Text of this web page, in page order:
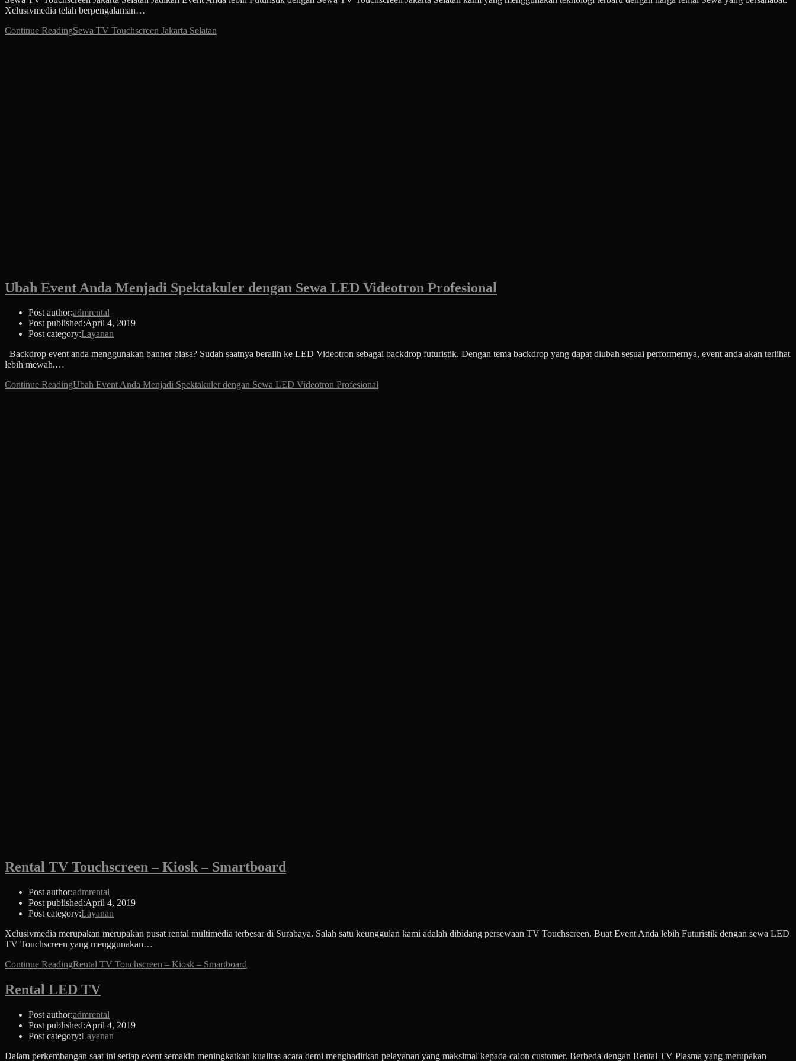
Xclusivmedia telah berpengalaman…
Continue ReadingSewa TV Touchscreen Jakarta Selatan
Ubah Event Anda Menjadi Spektakuler dengan Sewa LED Videotron Profesional
Post author:admrental
Post published:April 4, 2019
Post category:Layanan
Backdrop event anda menggunakan banner biasa? Sudah saatnya beralih ke LED Videotron sebagai backdrop futuristik. Dengan tema backdrop yang dapat diubah sesuai performernya, event anda akan terlihat
lebih mewah.…
Continue ReadingUbah Event Anda Menjadi Spektakuler dengan Sewa LED Videotron Profesional
Rental TV Touchscreen – Kiosk – Smartboard
Post author:admrental
Post published:April 4, 2019
Post category:Layanan
Xclusivmedia merupakan merupakan pusat rental multimedia terbesar di Surabaya. Salah satu keunggulan kami adalah dibidang persewaan TV Touchscreen. Buat Event Anda lebih Futuristik dengan sewa LED
TV Touchscreen yang menggunakan…
Continue ReadingRental TV Touchscreen – Kiosk – Smartboard
Rental LED TV
Post author:admrental
Post published:April 4, 2019
Post category:Layanan
Dalam perkembangan saat ini setiap event semakin meningkatkan kualitas acara demi menghadirkan pelayanan yang maksimal kepada calon customer. Berbeda dengan Rental TV Plasma yang merupakan